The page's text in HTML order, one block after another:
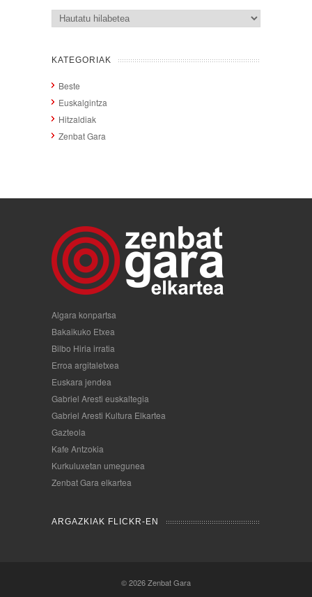
Artxiboak
KATEGORIAK
Beste
Euskalgintza
Hitzaldiak
Zenbat Gara
Algara konpartsa
Bakaikuko Etxea
Bilbo Hiria irratia
Erroa argitaletxea
Euskara jendea
Gabriel Aresti euskaltegia
Gabriel Aresti Kultura Elkartea
Gazteola
Kafe Antzokia
Kurkuluxetan umegunea
Zenbat Gara elkartea
ARGAZKIAK FLICKR-EN
© 2026Zenbat Gara